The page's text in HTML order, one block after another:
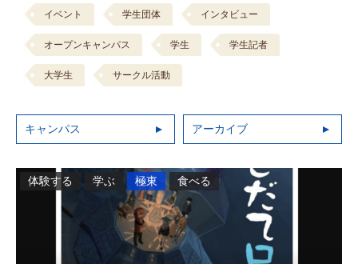
イベント 学生団体 インタビュー
オープンキャンパス 学生 学生記者
大学生 サークル活動
キャンパス アーカイブ
体験する 学ぶ 極東 食べる